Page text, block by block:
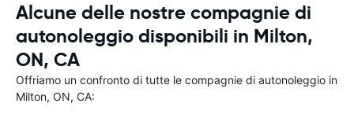
Alcune delle nostre compagnie di
autonoleggio disponibili in Milton,
ON, CA
Offriamo un confronto di tutte le compagnie di autonoleggio in
Milton, ON, CA: